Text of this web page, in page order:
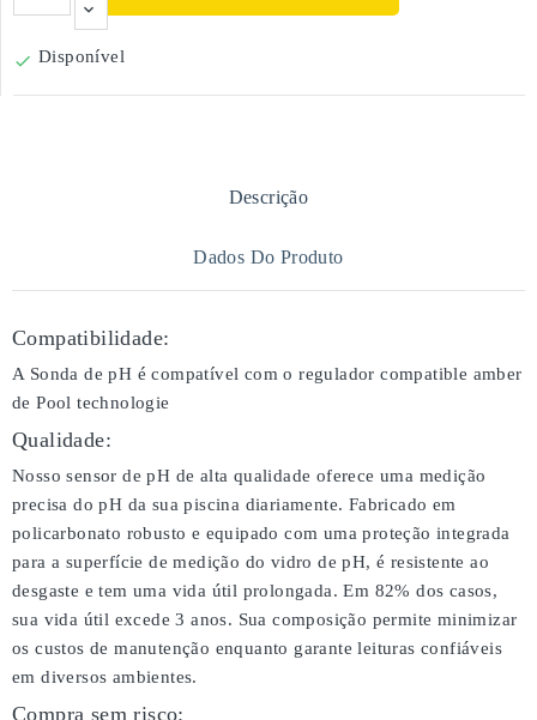
 Disponível
Descrição
Dados Do Produto
Compatibilidade:
A Sonda de pH é compatível com o regulador compatible amber
de Pool technologie
Qualidade:
Nosso sensor de pH de alta qualidade oferece uma medição
precisa do pH da sua piscina diariamente. Fabricado em
policarbonato robusto e equipado com uma proteção integrada
para a superfície de medição do vidro de pH, é resistente ao
desgaste e tem uma vida útil prolongada. Em 82% dos casos,
sua vida útil excede 3 anos. Sua composição permite minimizar
os custos de manutenção enquanto garante leituras confiáveis
em diversos ambientes.
Compra sem risco: